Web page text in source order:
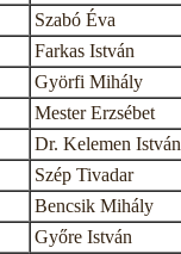
Szabó Éva
Farkas István
Györfi Mihály
Mester Erzsébet
Dr. Kelemen István
Szép Tivadar
Bencsik Mihály
Győre István